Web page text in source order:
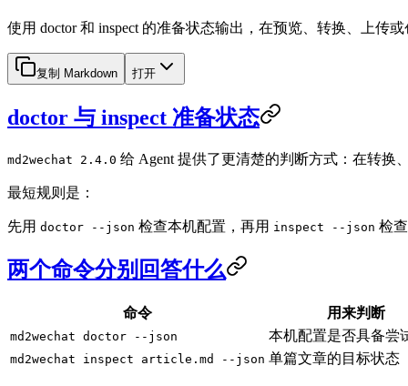
使用 doctor 和 inspect 的准备状态输出，在预览、转换、上传
复制 Markdown 打开
doctor 与 inspect 准备状态
md2wechat 2.4.0 给 Agent 提供了更清楚的判断方式：在转换
最短规则是：
先用 doctor --json 检查本机配置，再用 inspect --json 检
两个命令分别回答什么
命令 用来判断
md2wechat doctor --json 本机配置是否具备尝
md2wechat inspect article.md --json 单篇文章的目标状态